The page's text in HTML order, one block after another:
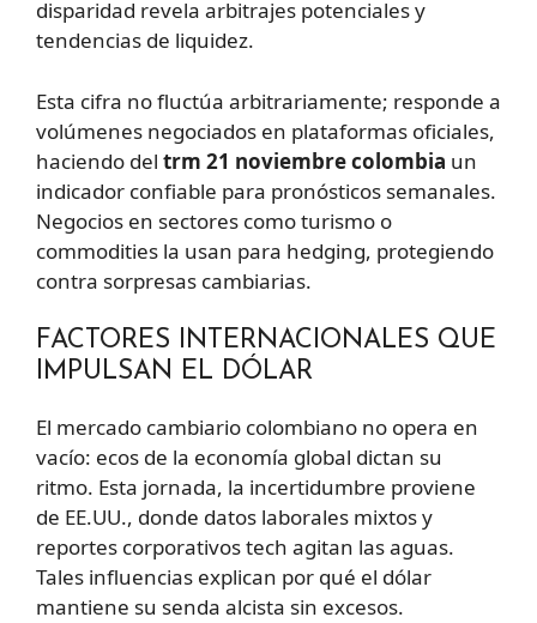
disparidad revela arbitrajes potenciales y
tendencias de liquidez.
Esta cifra no fluctúa arbitrariamente; responde a
volúmenes negociados en plataformas oficiales,
haciendo del trm 21 noviembre colombia un
indicador confiable para pronósticos semanales.
Negocios en sectores como turismo o
commodities la usan para hedging, protegiendo
contra sorpresas cambiarias.
FACTORES INTERNACIONALES QUE
IMPULSAN EL DÓLAR
El mercado cambiario colombiano no opera en
vacío: ecos de la economía global dictan su
ritmo. Esta jornada, la incertidumbre proviene
de EE.UU., donde datos laborales mixtos y
reportes corporativos tech agitan las aguas.
Tales influencias explican por qué el dólar
mantiene su senda alcista sin excesos.